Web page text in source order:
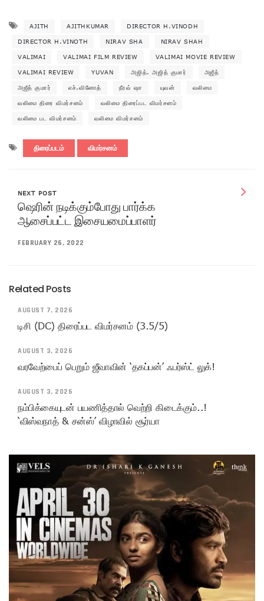
AJITH AJITHKUMAR DIRECTOR H.VINODH
DIRECTOR H.VINOTH NIRAV SHA NIRAV SHAH
VALIMAI VALIMAI FILM REVIEW VALIMAI MOVIE REVIEW
VALIMAI REVIEW YUVAN அஜித். அஜித் குமார் அஜீத்
அஜீத் குமார் எச்.வினோத் நீரவ் ஷா யுவன் வலிமை
வலிமை திரை விமர்சனம் வலிமை திரைப்பட விமர்சனம்
வலிமை பட விமர்சனம் வலிமை விமர்சனம்
திரைப்படம் விமர்சனம்
NEXT POST
ஷெரின் நடிக்கும்போது பார்க்க
ஆசைப்பட்ட இசையமைப்பாளர்
FEBRUARY 26, 2022
Related Posts
AUGUST 7, 2026
டிசி (DC) திரைப்பட விமர்சனம் (3.5/5)
AUGUST 3, 2026
வரவேற்பைப் பெறும் ஜீவாவின் ‘தகப்பன்’ ஃபர்ஸ்ட் லுக்!
AUGUST 3, 2026
நம்பிக்கையுடன் பயணித்தால் வெற்றி கிடைக்கும்..!
‘விஸ்வநாத் & சன்ஸ்’ விழாவில் சூர்யா